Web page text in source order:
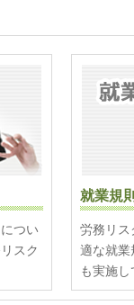
つい
スク
就業規
労務リス
適な就業
も実施